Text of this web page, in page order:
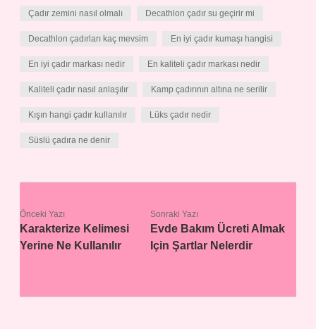
Çadır zemini nasıl olmalı Decathlon çadır su geçirir mi
Decathlon çadırları kaç mevsim En iyi çadır kumaşı hangisi
En iyi çadır markası nedir En kaliteli çadır markası nedir
Kaliteli çadır nasıl anlaşılır Kamp çadırının altına ne serilir
Kışın hangi çadır kullanılır Lüks çadır nedir
Süslü çadıra ne denir
Önceki Yazı
Karakterize Kelimesi
Yerine Ne Kullanılır
Sonraki Yazı
Evde Bakım Ücreti Almak
Için Şartlar Nelerdir